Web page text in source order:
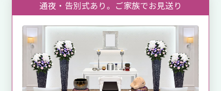
通夜・告別式あり。ご家族でお⾒送り